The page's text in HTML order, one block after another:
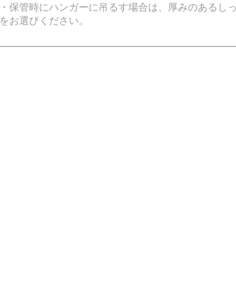
・保管時にハンガーに吊るす場合は、厚みのあるし
をお選びください。